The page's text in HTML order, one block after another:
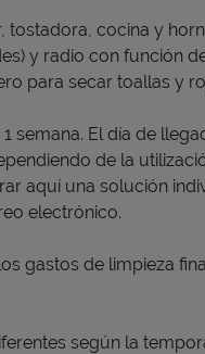
cocina y
y radio con función
para secar toallas y
semana. El día de
de la
aquí una solución
electrónico.
gastos de limpieza
según la